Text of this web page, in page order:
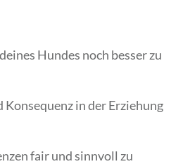
Hundes noch besser zu
in der Erziehung
fair und sinnvoll zu